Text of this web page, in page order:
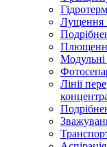
Лущення
Модульні
Лінії